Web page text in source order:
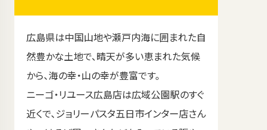
広島県は中国山地や瀬戸内海に囲まれた自
然豊かな土地で、晴天が多い恵まれた気候
から、海の幸・山の幸が豊富です。
ニーゴ・リユース広島店は広域公園駅のすぐ
近くで、ジョリーパスタ五日市インター店さん